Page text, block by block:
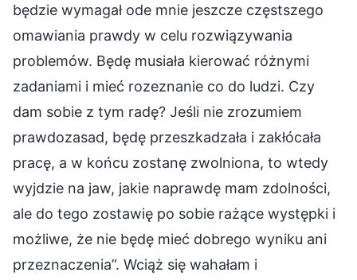
będzie wymagał ode mnie jeszcze częstszego
omawiania prawdy w celu rozwiązywania
problemów. Będę musiała kierować różnymi
zadaniami i mieć rozeznanie co do ludzi. Czy
dam sobie z tym radę? Jeśli nie zrozumiem
prawdozasad, będę przeszkadzała i zakłócała
pracę, a w końcu zostanę zwolniona, to wtedy
wyjdzie na jaw, jakie naprawdę mam zdolności,
ale do tego zostawię po sobie rażące występki i
możliwe, że nie będę mieć dobrego wyniku ani
przeznaczenia”. Wciąż się wahałam i